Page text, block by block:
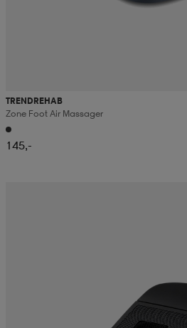
TRENDREHAB
Zone Foot Air Massager
145,-